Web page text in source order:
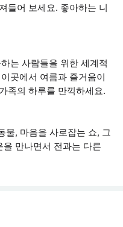
들어 보세요. 좋아하는 니
는 사람들을 위한 세계적
곳에서 여름과 즐거움이
족의 하루를 만끽하세요.
물, 마음을 사로잡는 쇼, 그
만나면서 전과는 다른